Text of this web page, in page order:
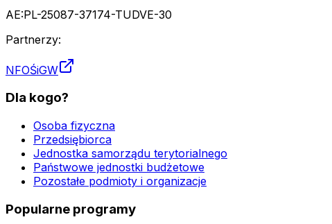
AE:PL-25087-37174-TUDVE-30
Partnerzy:
NFOŚiGW
Dla kogo?
Osoba fizyczna
Przedsiębiorca
Jednostka samorządu terytorialnego
Państwowe jednostki budżetowe
Pozostałe podmioty i organizacje
Popularne programy